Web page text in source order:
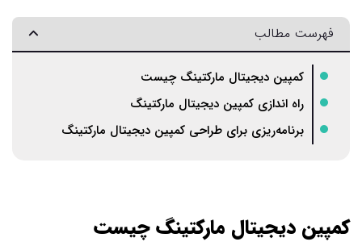
فهرست مطالب
کمپین‌ دیجیتال مارکتینگ چیست
راه اندازی کمپین دیجیتال مارکتینگ
برنامه‌ریزی برای طراحی کمپین دیجیتال مارکتینگ
کمپین‌ دیجیتال مارکتینگ چیست